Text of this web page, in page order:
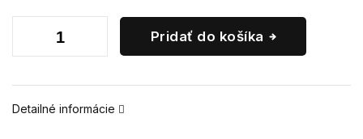
Pridať do košíka
Detailné informácie